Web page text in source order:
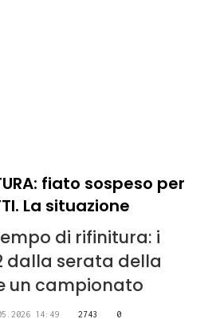
fiato sospeso per
La situazione
di rifinitura: i
dalla serata della
un campionato
14:49 2743 0